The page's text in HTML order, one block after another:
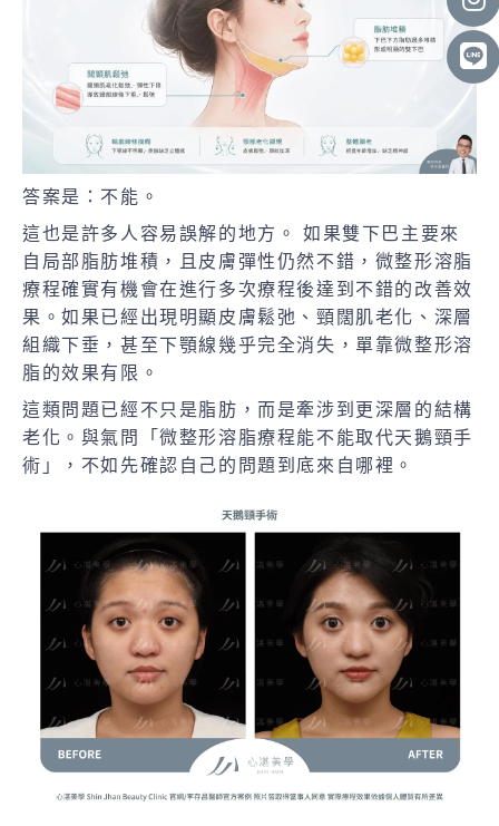
答案是：不能。
這也是許多人容易誤解的地方。 如果雙下巴主要來
自局部脂肪堆積，且皮膚彈性仍然不錯，微整形溶脂
療程確實有機會在進行多次療程後達到不錯的改善效
果。如果已經出現明顯皮膚鬆弛、頸闊肌老化、深層
組織下垂，甚至下顎線幾乎完全消失，單靠微整形溶
脂的效果有限。
這類問題已經不只是脂肪，而是牽涉到更深層的結構
老化。與氣問「微整形溶脂療程能不能取代天鵝頸手
術」，不如先確認自己的問題到底來自哪裡。